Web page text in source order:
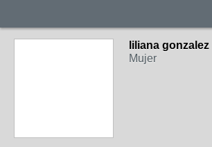
liliana gonzalez
Mujer